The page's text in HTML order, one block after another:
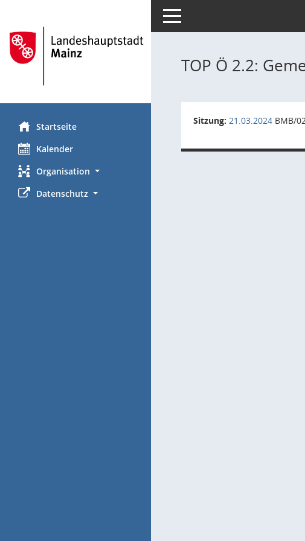
Startseite
Kalender
Organisation
Datenschutz
Toggle navigation
TOP Ö 2.2:
Sitzung: 21.03.2024 BMB/